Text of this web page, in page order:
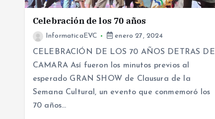
Celebración de los 70 años
InformaticaEVC enero 27, 2024
CELEBRACIÓN DE LOS 70 AÑOS DETRAS DE
CAMARA Así fueron los minutos previos al
esperado GRAN SHOW de Clausura de la
Semana Cultural, un evento que conmemoró los
70 años…